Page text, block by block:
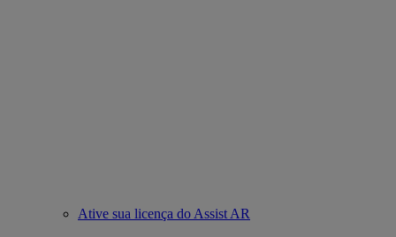
Ative sua licença do Assist AR